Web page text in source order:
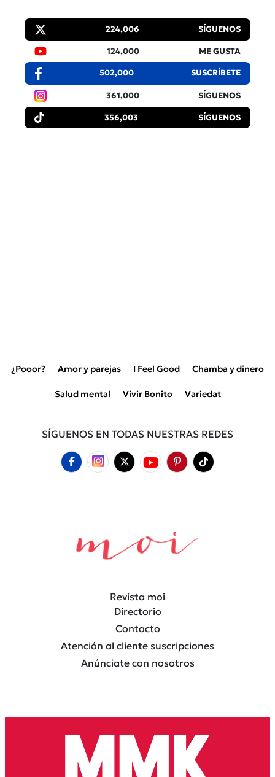
224,006 SÍGUENOS
124,000 ME GUSTA
502,000 SUSCRÍBETE
361,000 SÍGUENOS
356,003 SÍGUENOS
¿Pooor? Amor y parejas I Feel Good Chamba y dinero
Salud mental Vivir Bonito Variedat
SÍGUENOS EN TODAS NUESTRAS REDES
Revista moi
Directorio
Contacto
Atención al cliente suscripciones
Anúnciate con nosotros